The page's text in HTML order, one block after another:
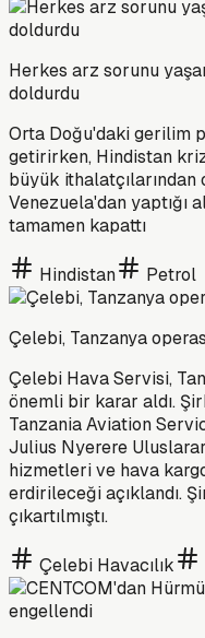
Herkes arz sorunu
doldurdu
Orta Doğu'daki gerilim
getirirken, Hindistan
büyük
Venezuela'dan yaptığı
tamamen kapattı
Hindistan Petrol
Çelebi, Tanzanya
Çelebi Hava Servisi,
önemli bir karar aldı.
Tanzania Aviation
Julius Nyerere
hizmetleri ve hava
erdirileceği açıklandı.
çıkartılmıştı.
Çelebi Havacılık